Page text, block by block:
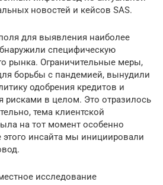
новостей и кейсов SAS.
для выявления наиболее
специфическую
рынка. Ограничительные меры,
борьбы с пандемией, вынудили
одобрения кредитов и
рисками в целом. Это отразилось
тема клиентской
на тот момент особенно
этого инсайта мы инициировали
исследование